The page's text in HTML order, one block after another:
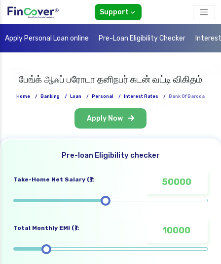
Support
Apply Personal Loan online Pre-Loan Eligibility Checker
பேங்க் ஆஃப் பரோடா தனிநபர் கடன் வட்டி விகிதம்
Home / Banking / Loan / Personal / Interest Rates / Bank Of Baroda
Apply Now
Pre-loan Eligibility checker
Take-Home Net Salary (₹):
Total Monthly EMI (₹):